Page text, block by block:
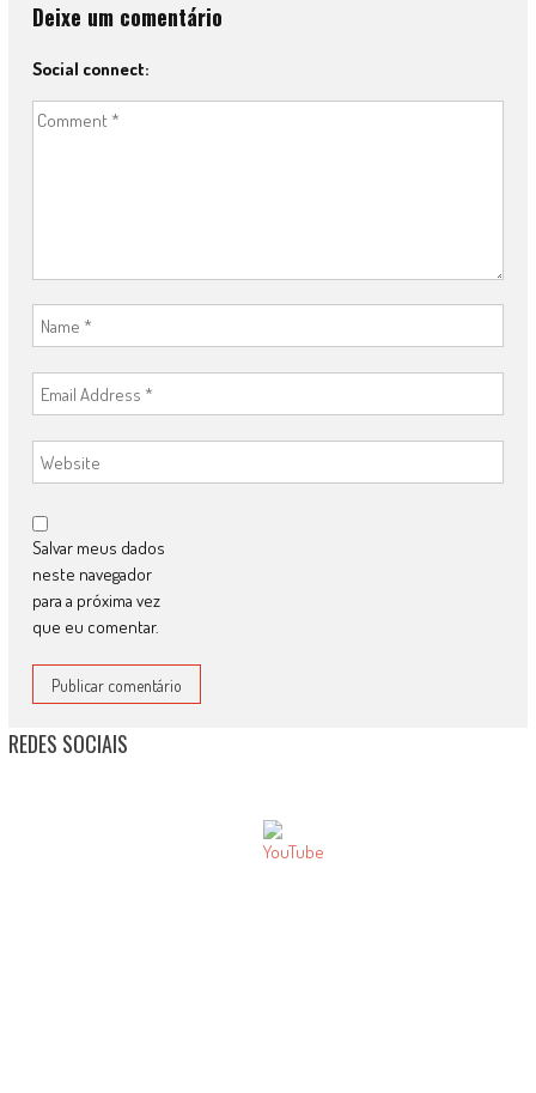
Deixe um comentário
Social connect:
Salvar meus dados
neste navegador
para a próxima vez
que eu comentar.
REDES SOCIAIS